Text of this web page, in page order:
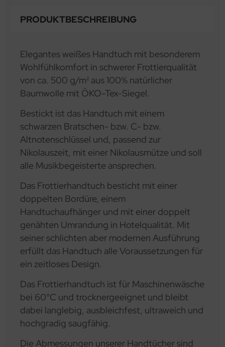
PRODUKTBESCHREIBUNG
Elegantes weißes Handtuch mit besonderem
Wohlfühlkomfort in schwerer Frottierqualität
von ca. 500 g/m² aus 100% natürlicher
Baumwolle mit ÖKO-Tex-Siegel.
Bestickt ist das Handtuch mit einem
schwarzen Bratschen- bzw. C- bzw.
Altnotenschlüssel und, passend zur
Nikolauszeit, mit einer Nikolausmütze und soll
alle Musikbegeisterte ansprechen.
Das Frottierhandtuch besticht mit einer
doppelten Bordüre, einem
Handtuchaufhänger und mit einer doppelt
genähten Umrandung in Hotelqualität. Mit
seiner schlichten aber modernen Ausführung
erfüllt das Handtuch alle Voraussetzungen für
ein zeitloses Design.
Das Frottierhandtuch ist für Maschinenwäsche
bei 60°C und trocknergeeignet und bleibt
dabei langlebig, ausbleichfest, ultraweich und
hochgradig saugfähig.
Die Abmessungen unserer Handtücher sind